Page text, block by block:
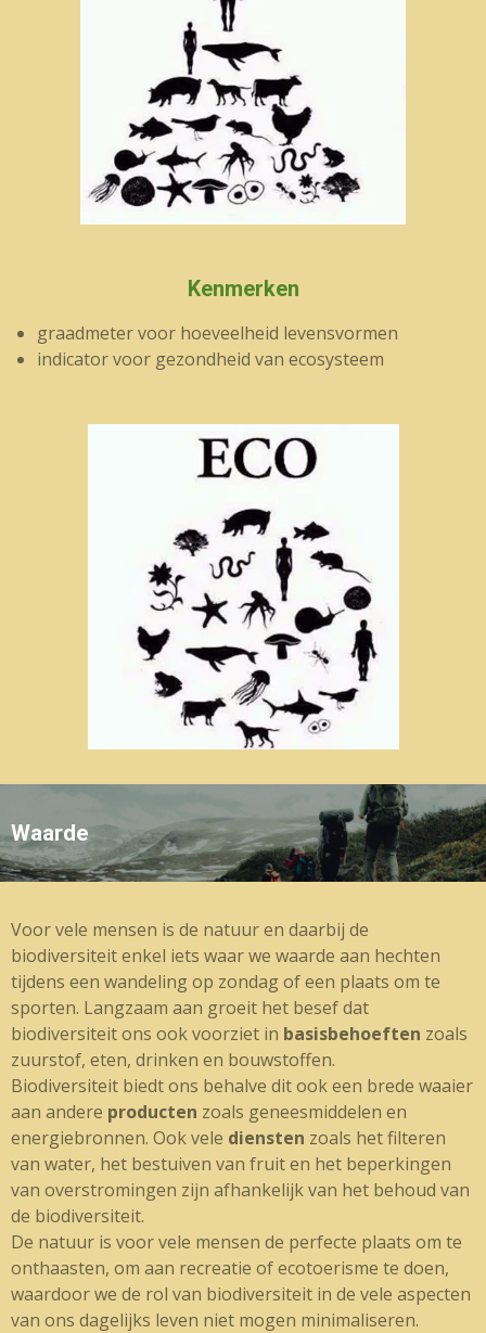
Kenmerken
graadmeter voor hoeveelheid levensvormen
indicator voor gezondheid van ecosysteem
Waarde
Voor vele mensen is de natuur en daarbij de
biodiversiteit enkel iets waar we waarde aan hechten
tijdens een wandeling op zondag of een plaats om te
sporten. Langzaam aan groeit het besef dat
biodiversiteit ons ook voorziet in basisbehoeften zoals
zuurstof, eten, drinken en bouwstoffen.
Biodiversiteit biedt ons behalve dit ook een brede waaier
aan andere producten zoals geneesmiddelen en
energiebronnen. Ook vele diensten zoals het filteren
van water, het bestuiven van fruit en het beperkingen
van overstromingen zijn afhankelijk van het behoud van
de biodiversiteit.
De natuur is voor vele mensen de perfecte plaats om te
onthaasten, om aan recreatie of ecotoerisme te doen,
waardoor we de rol van biodiversiteit in de vele aspecten
van ons dagelijks leven niet mogen minimaliseren.